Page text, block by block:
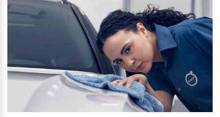
Angebot anfragen
Fahrzeug konfigurieren
Sofort verfügbare Fahrzeuge
Bitte sprechen Sie uns
direkt an.
Mehr erfahren
Frühjahrscheck
Entdecken Sie unsere
saisonalen Angebote.